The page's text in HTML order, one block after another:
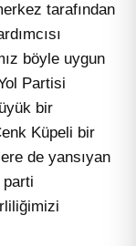
tarafından
böyle uygun
Partisi
bir
Küpeli bir
de yansıyan
parti